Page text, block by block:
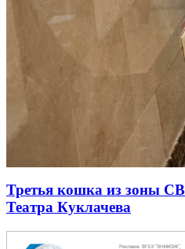
Третья кошка из зоны
Театра Куклачева